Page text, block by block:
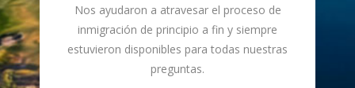
Nos ayudaron a atravesar el proceso de
inmigración de principio a fin y siempre
estuvieron disponibles para todas nuestras
preguntas.